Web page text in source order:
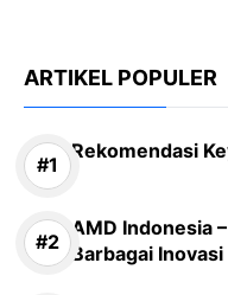
ARTIKEL POPULER
Rekomendasi
AMD Indonesia
Barbagai Inovasi